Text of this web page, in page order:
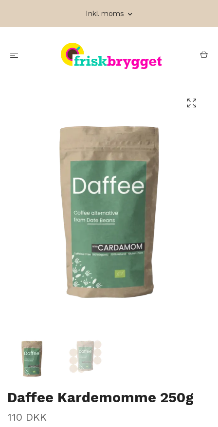
Inkl. moms
Daffee Kardemomme 250g
110 DKK